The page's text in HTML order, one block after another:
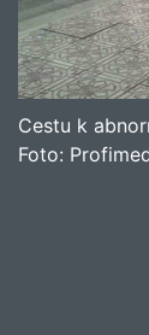
Cestu k
Foto: